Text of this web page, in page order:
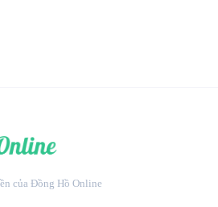
của Đồng Hồ Online